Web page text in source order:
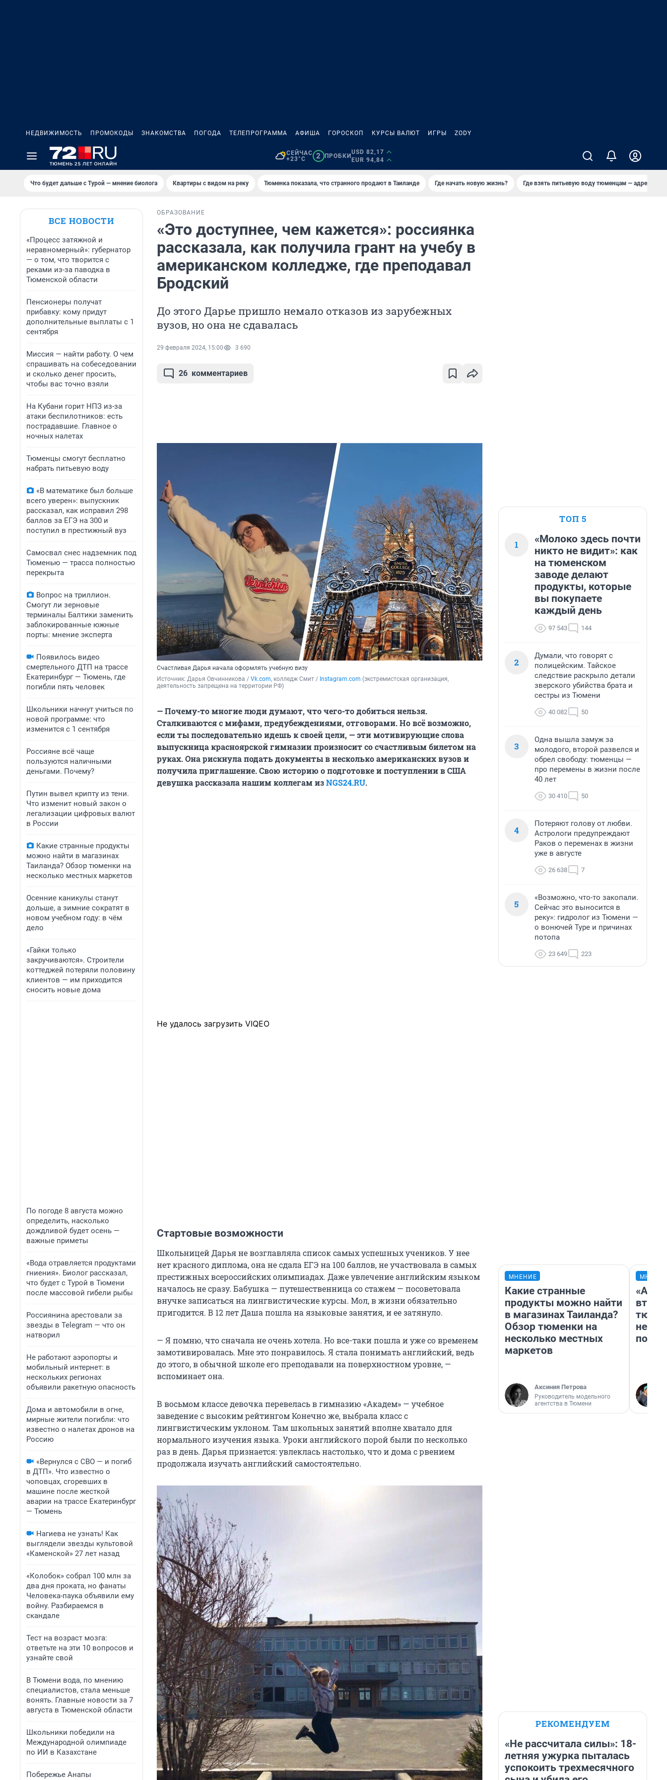
НЕДВИЖИМОСТЬ ПРОМОКОДЫ ЗНАКОМСТВА ПОГОДА ТЕЛЕПРОГРАММА АФИША ГОРОСКОП КУРСЫ ВАЛЮТ ИГРЫ ZODY
СЕЙЧАС
+23°C
2 ПРОБКИ
USD 82,17
EUR 94,84
Что будет дальше с Турой — мнение биолога Квартиры с видом на реку Тюменка показала, что странного продают в Таиланде Где начать новую жизнь? Где взять питьевую воду тюменцам — адреса
ВСЕ НОВОСТИ
«Процесс затяжной и
неравномерный»: губернатор
— о том, что творится с
реками из-за паводка в
Тюменской области
Пенсионеры получат
прибавку: кому придут
дополнительные выплаты с 1
сентября
Миссия — найти работу. О чем
спрашивать на собеседовании
и сколько денег просить,
чтобы вас точно взяли
На Кубани горит НПЗ из-за
атаки беспилотников: есть
пострадавшие. Главное о
ночных налетах
Тюменцы смогут бесплатно
набрать питьевую воду
«В математике был больше
всего уверен»: выпускник
рассказал, как исправил 298
баллов за ЕГЭ на 300 и
поступил в престижный вуз
Самосвал снес надземник под
Тюменью — трасса полностью
перекрыта
Вопрос на триллион.
Смогут ли зерновые
терминалы Балтики заменить
заблокированные южные
порты: мнение эксперта
Появилось видео
смертельного ДТП на трассе
Екатеринбург — Тюмень, где
погибли пять человек
Школьники начнут учиться по
новой программе: что
изменится с 1 сентября
Россияне всё чаще
пользуются наличными
деньгами. Почему?
Путин вывел крипту из тени.
Что изменит новый закон о
легализации цифровых валют
в России
Какие странные продукты
можно найти в магазинах
Таиланда? Обзор тюменки на
несколько местных маркетов
Осенние каникулы станут
дольше, а зимние сократят в
новом учебном году: в чём
дело
«Гайки только
закручиваются». Строители
коттеджей потеряли половину
клиентов — им приходится
сносить новые дома
По погоде 8 августа можно
определить, насколько
дождливой будет осень —
важные приметы
«Вода отравляется продуктами
гниения». Биолог рассказал,
что будет с Турой в Тюмени
после массовой гибели рыбы
Россиянина арестовали за
звезды в Telegram — что он
натворил
Не работают аэропорты и
мобильный интернет: в
нескольких регионах
объявили ракетную опасность
Дома и автомобили в огне,
мирные жители погибли: что
известно о налетах дронов на
Россию
«Вернулся с СВО — и погиб
в ДТП». Что известно о
чоповцах, сгоревших в
машине после жесткой
аварии на трассе Екатеринбург
— Тюмень
Нагиева не узнать! Как
выглядели звезды культовой
«Каменской» 27 лет назад
«Колобок» собрал 100 млн за
два дня проката, но фанаты
Человека-паука объявили ему
войну. Разбираемся в
скандале
Тест на возраст мозга:
ответьте на эти 10 вопросов и
узнайте свой
В Тюмени вода, по мнению
специалистов, стала меньше
вонять. Главные новости за 7
августа в Тюменской области
Школьники победили на
Международной олимпиаде
по ИИ в Казахстане
Побережье Анапы
ОБРАЗОВАНИЕ
«Это доступнее, чем кажется»: россиянка
рассказала, как получила грант на учебу в
американском колледже, где преподавал
Бродский
До этого Дарье пришло немало отказов из зарубежных
вузов, но она не сдавалась
29 февраля 2024, 15:00 3 690
26 комментариев
Счастливая Дарья начала оформлять учебную визу
Источник: Дарья Овчинникова / Vk.com, колледж Смит / Instagram.com (экстремистская организация,
деятельность запрещена на территории РФ)
— Почему-то многие люди думают, что чего-то добиться нельзя.
Сталкиваются с мифами, предубеждениями, отговорами. Но всё возможно,
если ты последовательно идешь к своей цели, — эти мотивирующие слова
выпускница красноярской гимназии произносит со счастливым билетом на
руках. Она рискнула подать документы в несколько американских вузов и
получила приглашение. Свою историю о подготовке и поступлении в США
девушка рассказала нашим коллегам изNGS24.RU.
Не удалось загрузить VIQEO
Стартовые возможности
Школьницей Дарья не возглавляла список самых успешных учеников. У нее
нет красного диплома, она не сдала ЕГЭ на 100 баллов, не участвовала в самых
престижных всероссийских олимпиадах. Даже увлечение английским языком
началось не сразу. Бабушка — путешественница со стажем — посоветовала
внучке записаться на лингвистические курсы. Мол, в жизни обязательно
пригодится. В 12 лет Даша пошла на языковые занятия, и ее затянуло.
— Я помню, что сначала не очень хотела. Но все-таки пошла и уже со временем
замотивировалась. Мне это понравилось. Я стала понимать английский, ведь
до этого, в обычной школе его преподавали на поверхностном уровне, —
вспоминает она.
В восьмом классе девочка перевелась в гимназию «Академ» — учебное
заведение с высоким рейтингом Конечно же, выбрала класс с
лингвистическим уклоном. Там школьных занятий вполне хватало для
нормального изучения языка. Уроки английского порой были по несколько
раз в день. Дарья признается: увлеклась настолько, что и дома с рвением
продолжала изучать английский самостоятельно.
ТОП 5
1
«Молоко здесь почти
никто не видит»: как
на тюменском
заводе делают
продукты, которые
вы покупаете
каждый день
97 543 144
2
Думали, что говорят с
полицейским. Тайское
следствие раскрыло детали
зверского убийства брата и
сестры из Тюмени
40 082 50
3
Одна вышла замуж за
молодого, второй развелся и
обрел свободу: тюменцы —
про перемены в жизни после
40 лет
30 410 50
4
Потеряют голову от любви.
Астрологи предупреждают
Раков о переменах в жизни
уже в августе
26 638 7
5
«Возможно, что-то закопали.
Сейчас это выносится в
реку»: гидролог из Тюмени —
о вонючей Туре и причинах
потопа
23 649 223
МНЕНИЕ
Какие странные
продукты можно найти
в магазинах Таиланда?
Обзор тюменки на
несколько местных
маркетов
Аксиния Петрова
Руководитель модельного
агентства в Тюмени
РЕКОМЕНДУЕМ
«Не рассчитала силы»: 18-
летняя ужурка пыталась
успокоить трехмесячного